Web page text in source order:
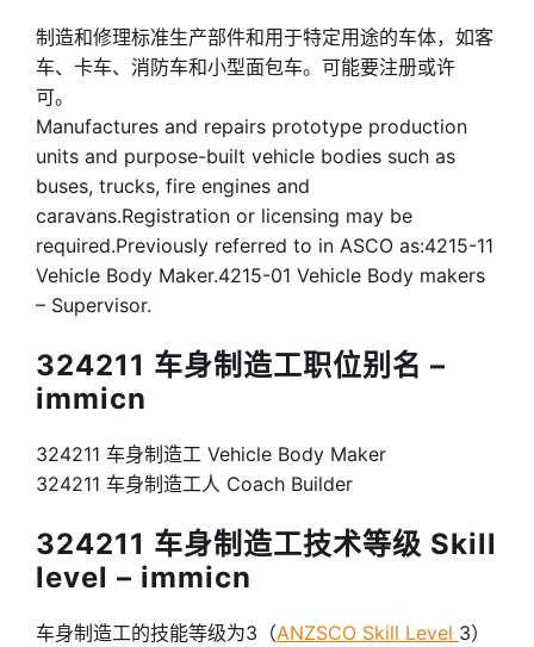
制造和修理标准生产部件和用于特定用途的车体，如客
车、卡车、消防车和小型面包车。可能要注册或许
可。
Manufactures and repairs prototype production
units and purpose-built vehicle bodies such as
buses, trucks, fire engines and
caravans.Registration or licensing may be
required.Previously referred to in ASCO as:4215-11
Vehicle Body Maker.4215-01 Vehicle Body makers
– Supervisor.
324211 车身制造工职位别名 –
immicn
324211 车身制造工 Vehicle Body Maker
324211 车身制造工人 Coach Builder
324211 车身制造工技术等级 Skill
level – immicn
车身制造工的技能等级为3（ANZSCO Skill Level 3）